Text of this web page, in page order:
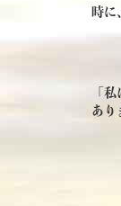
時に
「
あり